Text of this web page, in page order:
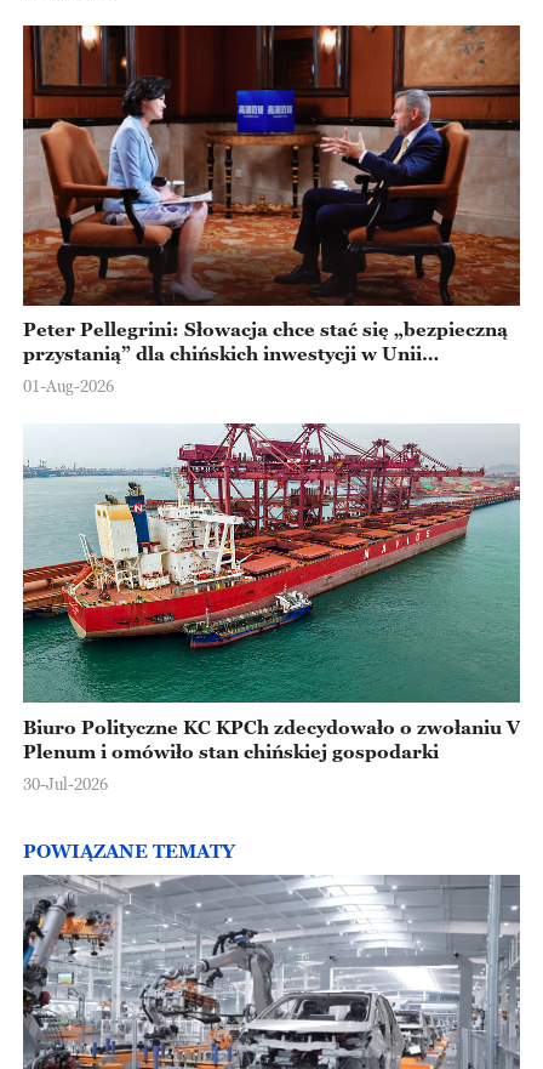
Peter Pellegrini: Słowacja chce stać się „bezpieczną
przystanią” dla chińskich inwestycji w Unii
Europejskiej
01-Aug-2026
Biuro Polityczne KC KPCh zdecydowało o zwołaniu V
Plenum i omówiło stan chińskiej gospodarki
30-Jul-2026
POWIĄZANE TEMATY